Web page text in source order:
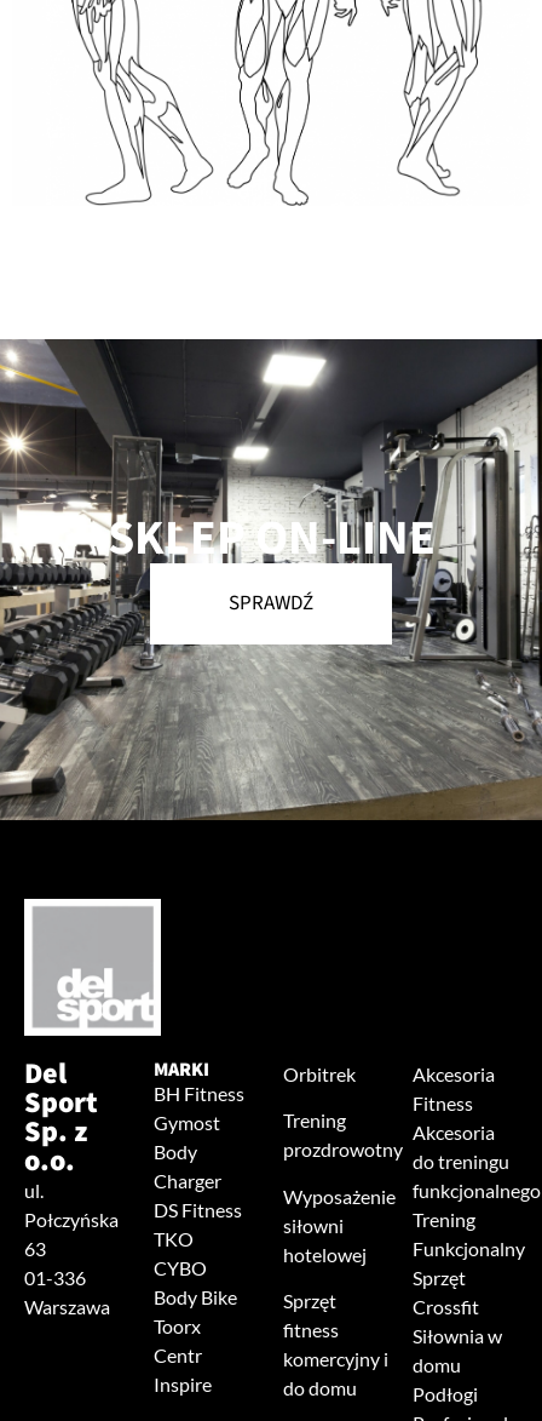
SKLEP ON-LINE
SPRAWDŹ
Del
Sport
Sp. z
o.o.
ul.
Połczyńska
63
01-336
Warszawa
MARKI
BH Fitness
Gymost
Body
Charger
DS Fitness
TKO
CYBO
Body Bike
Toorx
Centr
Inspire
Orbitrek
Trening
prozdrowotny
Wyposażenie
siłowni
hotelowej
Sprzęt
fitness
komercyjny i
do domu
Akcesoria
Fitness
Akcesoria
do treningu
funkcjonalnego
Trening
Funkcjonalny
Sprzęt
Crossfit
Siłownia w
domu
Podłogi